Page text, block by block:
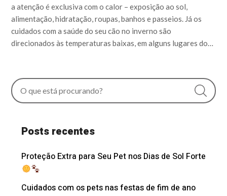
a atenção é exclusiva com o calor – exposição ao sol,
alimentação, hidratação, roupas, banhos e passeios. Já os
cuidados com a saúde do seu cão no inverno são
direcionados às temperaturas baixas, em alguns lugares do…
Posts recentes
Proteção Extra para Seu Pet nos Dias de Sol Forte
Cuidados com os pets nas festas de fim de ano